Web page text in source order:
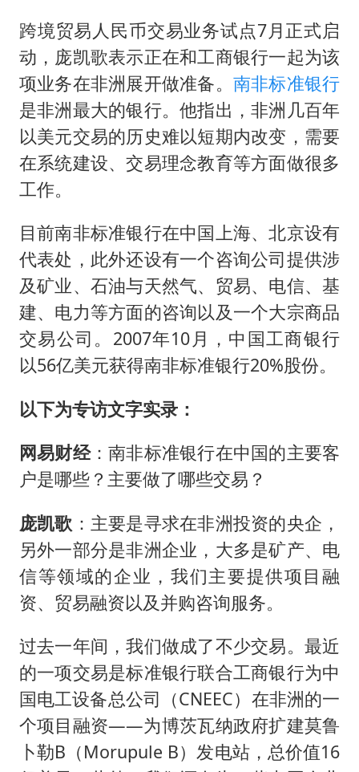
跨境贸易人民币交易业务试点7月正式启
动，庞凯歌表示正在和工商银行一起为该
项业务在非洲展开做准备。 南非标准银行
是非洲最大的银行。他指出，非洲几百年
以美元交易的历史难以短期内改变，需要
在系统建设、交易理念教育等方面做很多
工作。
目前南非标准银行在中国上海、北京设有
代表处，此外还设有一个咨询公司提供涉
及矿业、石油与天然气、贸易、电信、基
建、电力等方面的咨询以及一个大宗商品
交易公司。2007年10月，中国工商银行
以56亿美元获得南非标准银行20%股份。
以下为专访文字实录：
网易财经：南非标准银行在中国的主要客
户是哪些？主要做了哪些交易？
庞凯歌 ：主要是寻求在非洲投资的央企，
另外一部分是非洲企业，大多是矿产、电
信等领域的企业，我们主要提供项目融
资、贸易融资以及并购咨询服务。
过去一年间，我们做成了不少交易。最近
的一项交易是标准银行联合工商银行为中
国电工设备总公司（CNEEC）在非洲的一
个项目融资——为博茨瓦纳政府扩建莫鲁
卜勒B（Morupule B）发电站，总价值16